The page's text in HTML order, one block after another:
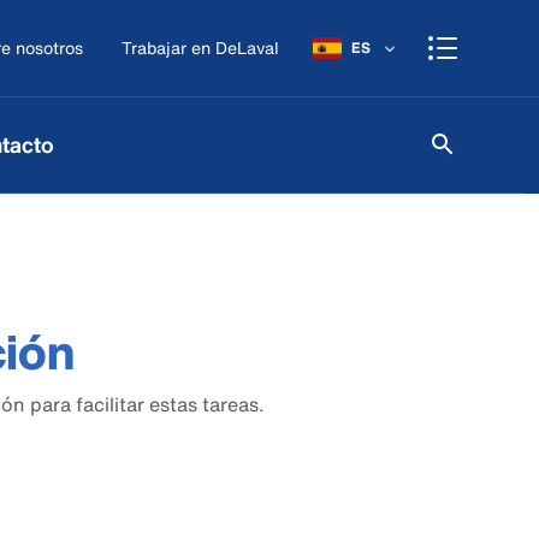
nosotros Trabajar en DeLaval ES
para facilitar estas tareas.